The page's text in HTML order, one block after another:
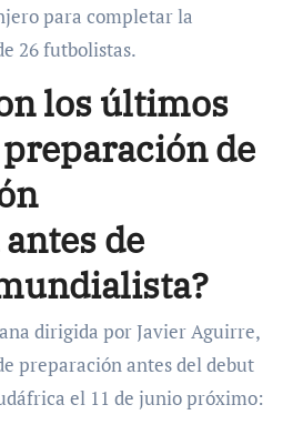
para completar la
26 futbolistas.
los últimos
de
de
?
dirigida por Javier Aguirre,
preparación antes del debut
el 11 de junio próximo: